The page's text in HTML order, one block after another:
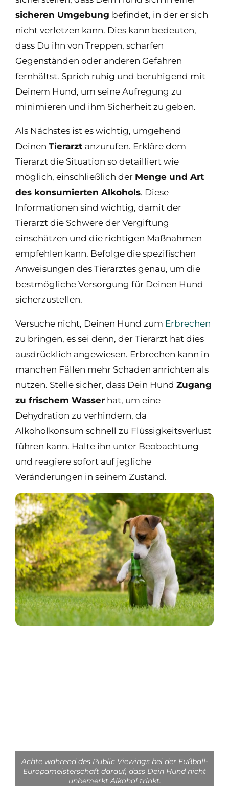
sicheren Umgebung befindet, in der er sich
nicht verletzen kann. Dies kann bedeuten,
dass Du ihn von Treppen, scharfen
Gegenständen oder anderen Gefahren
fernhältst. Sprich ruhig und beruhigend mit
Deinem Hund, um seine Aufregung zu
minimieren und ihm Sicherheit zu geben.
Als Nächstes ist es wichtig, umgehend
Deinen Tierarzt anzurufen. Erkläre dem
Tierarzt die Situation so detailliert wie
möglich, einschließlich der Menge und Art
des konsumierten Alkohols. Diese
Informationen sind wichtig, damit der
Tierarzt die Schwere der Vergiftung
einschätzen und die richtigen Maßnahmen
empfehlen kann. Befolge die spezifischen
Anweisungen des Tierarztes genau, um die
bestmögliche Versorgung für Deinen Hund
sicherzustellen.
Versuche nicht, Deinen Hund zum Erbrechen
zu bringen, es sei denn, der Tierarzt hat dies
ausdrücklich angewiesen. Erbrechen kann in
manchen Fällen mehr Schaden anrichten als
nutzen. Stelle sicher, dass Dein Hund Zugang
zu frischem Wasser hat, um eine
Dehydration zu verhindern, da
Alkoholkonsum schnell zu Flüssigkeitsverlust
führen kann. Halte ihn unter Beobachtung
und reagiere sofort auf jegliche
Veränderungen in seinem Zustand.
Achte während des Public Viewings bei der Fußball-
Europameisterschaft darauf, dass Dein Hund nicht
unbemerkt Alkohol trinkt.